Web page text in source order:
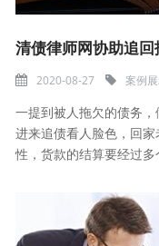
清债律师网协助追
2020-08-27 案例
一提到被人拖欠的债务，
进来追债看人脸色，回
性，货款的结算要经过多